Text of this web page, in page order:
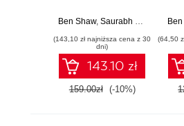
Python web
Django 4 - Second
Edition
Ben Shaw, Saurabh Badhwar ,
(143,10 zł najniższa cena z 30
dni)
143.10 zł
159.00zł (-10%)
(64,50